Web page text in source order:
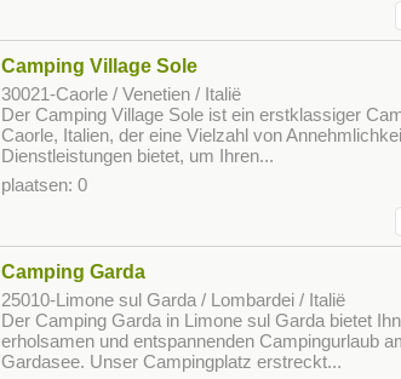
Camping Village Sole
30021-Caorle / Venetien / Italië
Der Camping Village Sole ist ein erstklassiger
Caorle, Italien, der eine Vielzahl von
Dienstleistungen bietet, um Ihren...
plaatsen: 0
Camping Garda
25010-Limone sul Garda / Lombardei / Italië
Der Camping Garda in Limone sul Garda bietet
erholsamen und entspannenden Campingurlaub
Gardasee. Unser Campingplatz erstreckt...